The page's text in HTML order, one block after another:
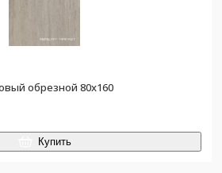
обрезной 80x160
Купить